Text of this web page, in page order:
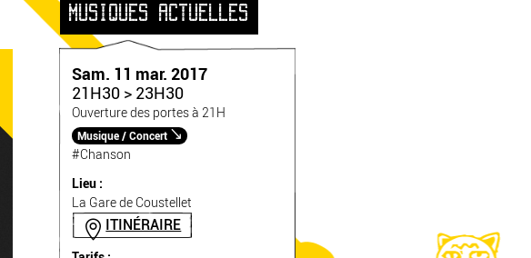
MUSIQUES ACTUELLES
Sam. 11 mar. 2017
21H30 > 23H30
Ouverture des portes à 21H
Musique / Concert
#Chanson
Lieu :
La Gare de Coustellet
ITINÉRAIRE